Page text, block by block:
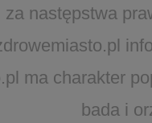
następstwa
ma charakter
bada i